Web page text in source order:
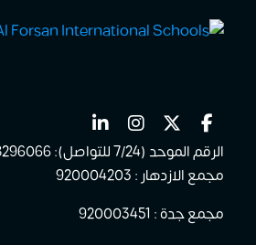
الرقم الموحد (7/24 للتواصل): 0118296066
مجمع الازدهار : 920004203
مجمع جدة : 920003451